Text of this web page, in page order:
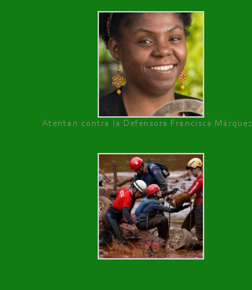
Atentan contra la Defensora Francisca Márquez